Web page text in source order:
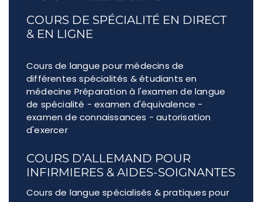
COURS DE SPÉCIALITÉ EN DIRECT
& EN LIGNE
Cours de langue pour médecins de
différentes spécialités & étudiants en
médecine Préparation à l'examen de langue
de spécialité - examen d'équivalence -
examen de connaissances - autorisation
d'exercer
COURS D’ALLEMAND POUR
INFIRMIERES & AIDES-SOIGNANTES
Cours de langue spécialisés & pratiques pour